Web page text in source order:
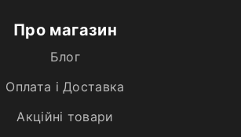
Про магазин
Блог
Оплата і Доставка
Акційні товари